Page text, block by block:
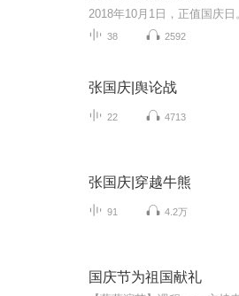
38 2592
张国庆|舆论战
22 4713
张国庆|穿越牛熊
91 4.2万
国庆节为祖国献礼